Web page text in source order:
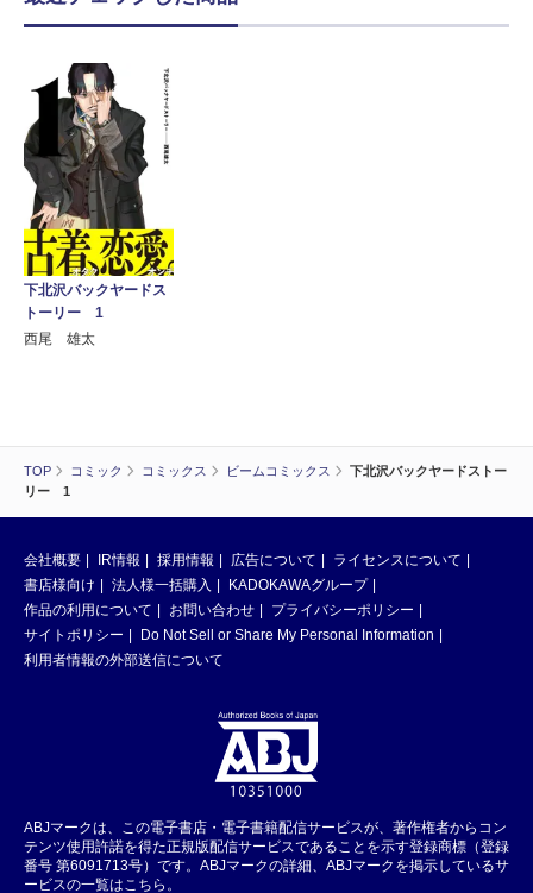
TOP コミック コミックス ビームコミックス
下北沢バックヤードストー
リー 1
下北沢バックヤードス
トーリー 1
西尾 雄太
会社概要 IR情報 採用情報 広告について
ライセンスについて
書店様向け
法人様一括購入
KADOKAWAグループ
作品の利用について
お問い合わせ
プライバシーポリシー
サイトポリシー
Do Not Sell or Share My Personal Information
利用者情報の外部送信について
ABJマークは、この電子書店・電子書籍配信サービスが、著作権者からコン
テンツ使用許諾を得た正規版配信サービスであることを示す登録商標（登録
番号 第6091713号）です。ABJマークの詳細、ABJマークを掲示しているサ
ービスの一覧はこちら。